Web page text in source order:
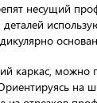
несущий
каркас, можно
на